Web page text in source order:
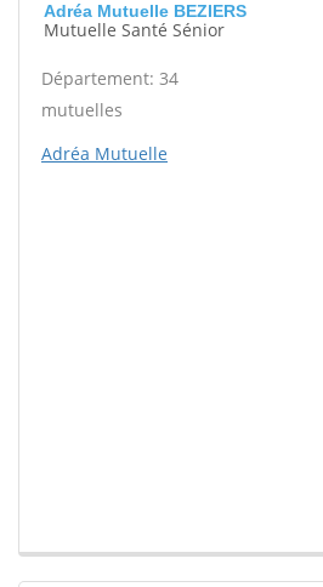
Adréa Mutuelle BEZIERS
Mutuelle Santé Sénior
Département: 34
mutuelles
Adréa Mutuelle